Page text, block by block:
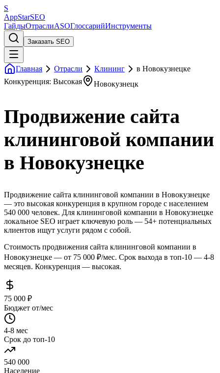
S
AppStarSEO
ГайдыОтраслиASOГлоссарийИнструменты
Заказать SEO
Главная Отрасли Клининг
в Новокузнецке
Конкуренция: Высокая
Новокузнецк
Продвижение сайта
клининговой компании
в Новокузнецке
Продвижение сайта клининговой компании в Новокузнецке
— это высокая конкуренция в крупном городе с населением
540 000 человек. Для клининговой компании в Новокузнецке
локальное SEO играет ключевую роль — 54+ потенциальных
клиентов ищут услуги рядом с собой.
Стоимость продвижения сайта клининговой компании в
Новокузнецке — от 75 000 ₽/мес. Срок выхода в топ-10 — 4-8
месяцев. Конкуренция — высокая.
75 000 ₽
Бюджет от/мес
4-8 мес
Срок до топ-10
540 000
Население